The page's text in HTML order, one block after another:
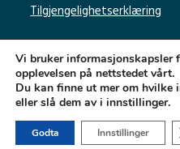
Tilgjengelighetserklæring
Personvernerklæring
Norsk
Vi bruker informasjonskapsler
opplevelsen på nettstedet vårt.
Du kan finne ut mer om hvilke
eller slå dem av i innstillinger.
Godta Innstillinger